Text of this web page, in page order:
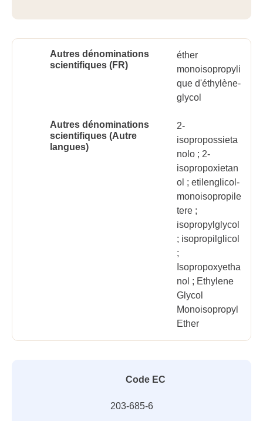
Autres dénominations
scientifiques (FR)
éther
monoisopropyli
que d'éthylène-
glycol
Autres dénominations
scientifiques (Autre
langues)
2-
isopropossieta
nolo ; 2-
isopropoxietan
ol ; etilenglicol-
monoisopropile
tere ;
isopropylglycol
; isopropilglicol
;
Isopropoxyetha
nol ; Ethylene
Glycol
Monoisopropyl
Ether
Code EC
203-685-6